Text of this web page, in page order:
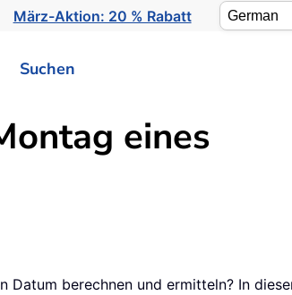
März-Aktion: 20 % Rabatt
Suchen
eines
Datum berechnen und ermitteln? In